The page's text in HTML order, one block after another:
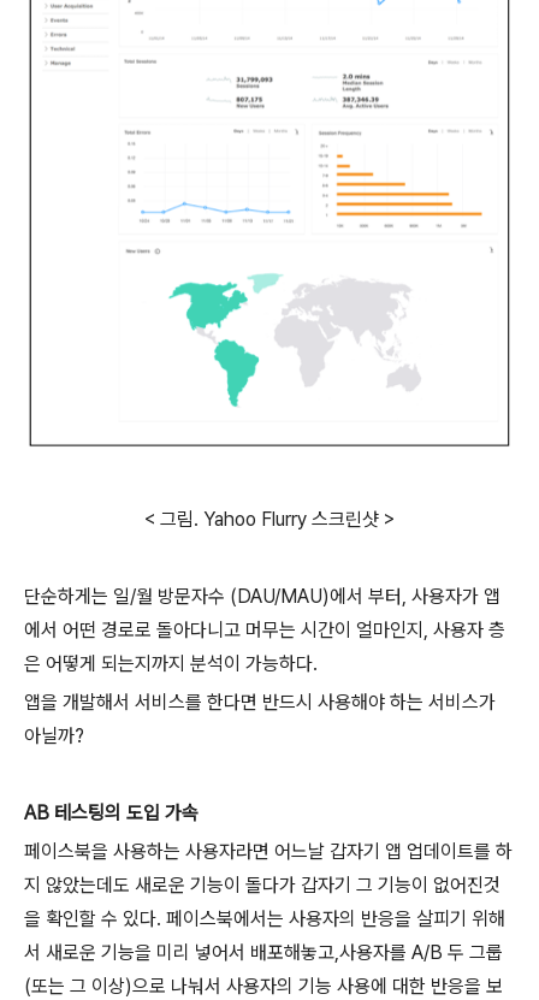
< 그림. Yahoo Flurry 스크린샷 >
단순하게는 일/월 방문자수 (DAU/MAU)에서 부터, 사용자가 앱
에서 어떤 경로로 돌아다니고 머무는 시간이 얼마인지, 사용자 층
은 어떻게 되는지까지 분석이 가능하다.
앱을 개발해서 서비스를 한다면 반드시 사용해야 하는 서비스가
아닐까?
AB 테스팅의 도입 가속
페이스북을 사용하는 사용자라면 어느날 갑자기 앱 업데이트를 하
지 않았는데도 새로운 기능이 돌다가 갑자기 그 기능이 없어진것
을 확인할 수 있다. 페이스북에서는 사용자의 반응을 살피기 위해
서 새로운 기능을 미리 넣어서 배포해놓고,사용자를 A/B 두 그룹
(또는 그 이상)으로 나눠서 사용자의 기능 사용에 대한 반응을 보